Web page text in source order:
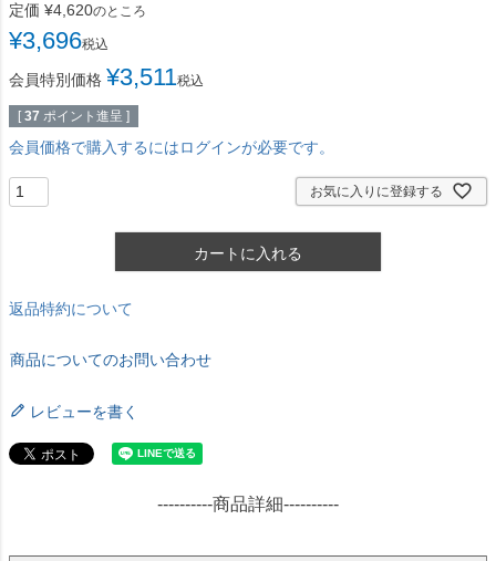
定価 ¥4,620のところ
¥3,696税込
会員特別価格 ¥3,511税込
[ 37 ポイント進呈 ]
会員価格で購入するにはログインが必要です。
お気に入りに登録する
カートに入れる
返品特約について
商品についてのお問い合わせ
レビューを書く
----------商品詳細----------